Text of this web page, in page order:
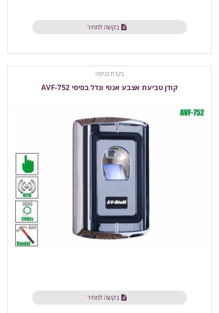
בקשה למחיר
בקרת כניסה
קודן טביעת אצבע אנטי ונדל בסיסי AVF-752
בקשה למחיר